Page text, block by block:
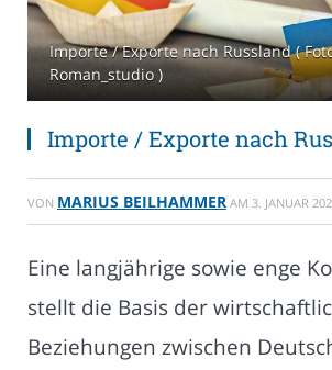
Importe / Exporte nach Russland (
Roman_studio )
Importe / Exporte nach
VON MARIUS BEILHAMMER AM 3. JANUAR
Eine langjährige sowie enge
stellt die Basis der
Beziehungen zwischen